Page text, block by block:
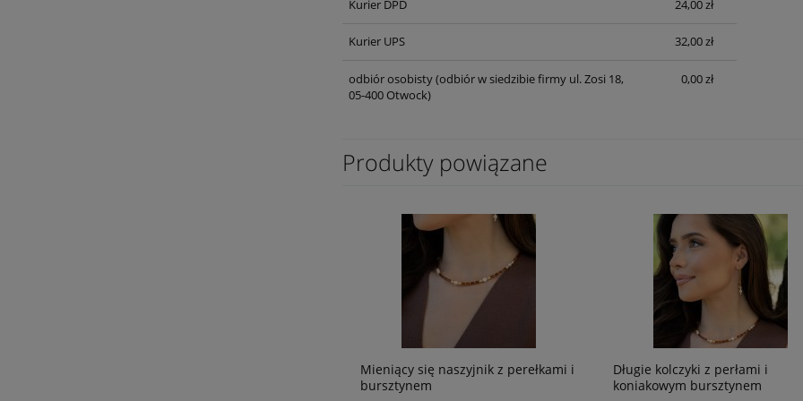
Kurier DPD 24,00 zł
Kurier UPS 32,00 zł
odbiór osobisty(odbiór w siedzibie firmy ul. Zosi 18,
05-400 Otwock)
0,00 zł
Produkty powiązane
Mieniący się naszyjnik z perełkami i
bursztynem
Długie kolczyki z perłami i
koniakowym bursztynem